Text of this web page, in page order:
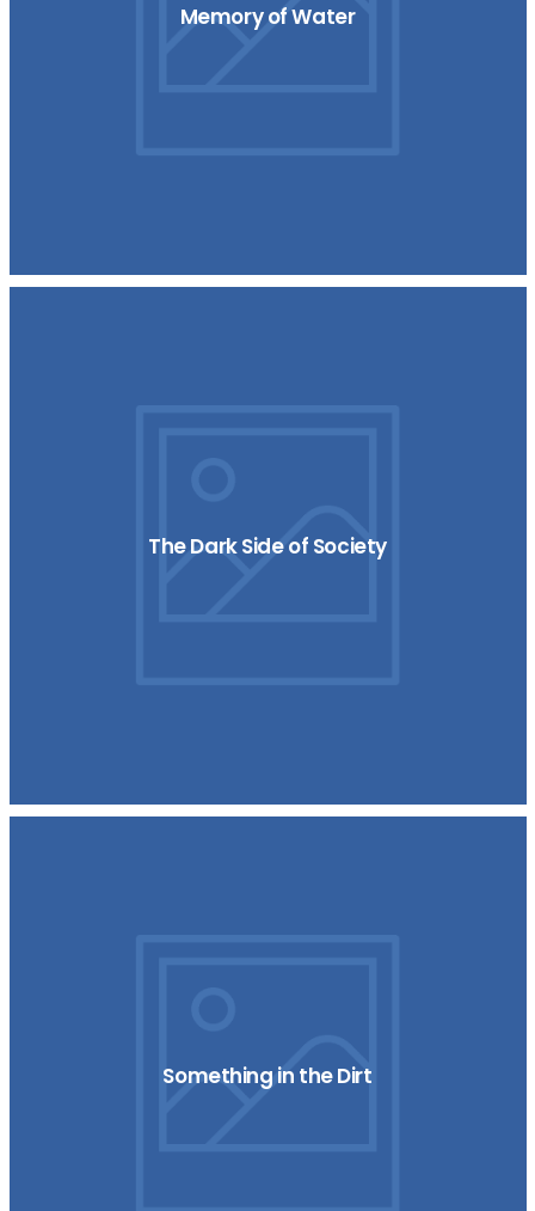
Memory of Water
The Dark Side of Society
Something in the Dirt